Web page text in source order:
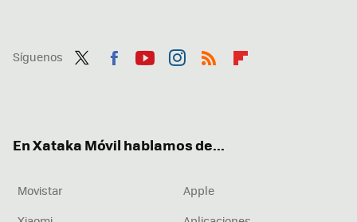
Síguenos
En Xataka Móvil hablamos de...
Movistar
Apple